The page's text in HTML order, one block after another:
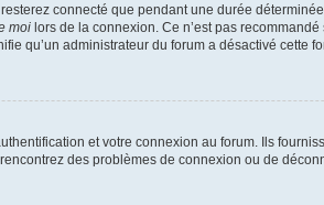
connecté que pendant une durée
moi lors de la connexion. Ce n’est pas
qu’un administrateur du forum a désactivé cette
et votre connexion au forum. Ils
des problèmes de connexion ou de